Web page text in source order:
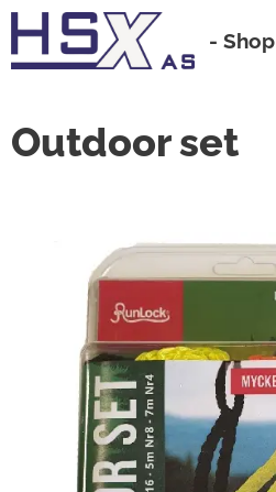
- Shop
Outdoor set